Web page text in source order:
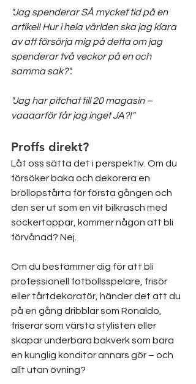
"Jag spenderar SÅ mycket tid på en
artikel! Hur i hela världen ska jag klara
av att försörja mig på detta om jag
spenderar två veckor på en och
samma sak?".
"Jag har pitchat till 20 magasin –
vaaaarför får jag inget JA?!"
Proffs direkt?
Låt oss sätta det i perspektiv. Om du
försöker baka och dekorera en
bröllopstårta för första gången och
den ser ut som en vit bilkrasch med
sockertoppar, kommer någon att bli
förvånad? Nej.
Om du bestämmer dig för att bli
professionell fotbollsspelare, frisör
eller tårtdekoratör, händer det att du
på en gång dribblar som Ronaldo,
friserar som värsta stylisten eller
skapar underbara bakverk som bara
en kunglig konditor annars gör – och
allt utan övning?